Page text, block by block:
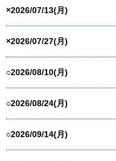
×2026/07/13(月)
×2026/07/27(月)
○2026/08/10(月)
○2026/08/24(月)
○2026/09/14(月)